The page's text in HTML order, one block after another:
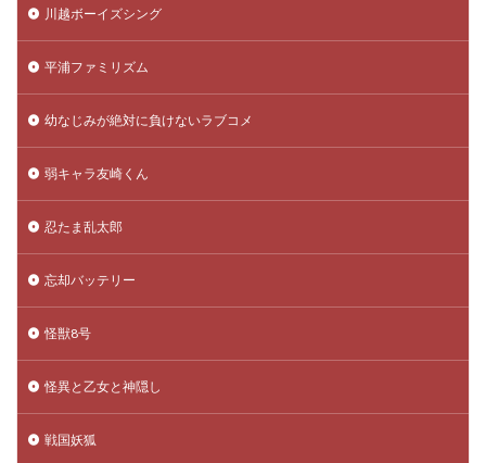
川越ボーイズシング
平浦ファミリズム
幼なじみが絶対に負けないラブコメ
弱キャラ友崎くん
忍たま乱太郎
忘却バッテリー
怪獣8号
怪異と乙女と神隠し
戦国妖狐